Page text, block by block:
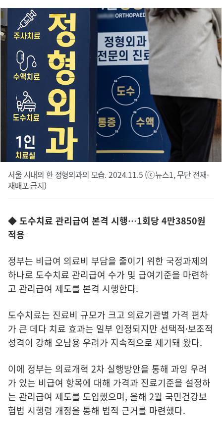
서울 시내의 한 정형외과의 모습. 2024.11.5 (ⓒ뉴스1, 무단 전재-
재배포 금지)
◆ 도수치료 관리급여 본격 시행…1회당 4만3850원
적용
정부는 비급여 의료비 부담을 줄이기 위한 국정과제의
하나로 도수치료 관리급여 수가 및 급여기준을 마련하
고 관리급여 제도를 본격 시행한다.
도수치료는 진료비 규모가 크고 의료기관별 가격 편차
가 큰 데다 치료 효과는 일부 인정되지만 선택적·보조적
성격이 강해 오남용 우려가 지속적으로 제기돼 왔다.
이에 정부는 의료개혁 2차 실행방안을 통해 과잉 우려
가 있는 비급여 항목에 대해 가격과 진료기준을 설정하
는 관리급여 제도를 도입했으며, 올해 2월 국민건강보
험법 시행령 개정을 통해 법적 근거를 마련했다.